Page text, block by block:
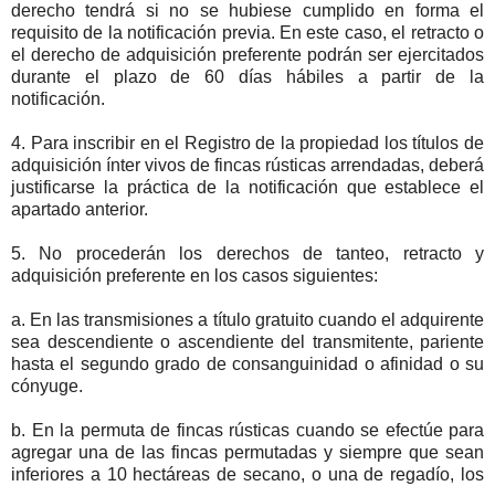
derecho tendrá si no se hubiese cumplido en forma el
requisito de la notificación previa. En este caso, el retracto o
el derecho de adquisición preferente podrán ser ejercitados
durante el plazo de 60 días hábiles a partir de la
notificación.
4. Para inscribir en el Registro de la propiedad los títulos de
adquisición ínter vivos de fincas rústicas arrendadas, deberá
justificarse la práctica de la notificación que establece el
apartado anterior.
5. No procederán los derechos de tanteo, retracto y
adquisición preferente en los casos siguientes:
a. En las transmisiones a título gratuito cuando el adquirente
sea descendiente o ascendiente del transmitente, pariente
hasta el segundo grado de consanguinidad o afinidad o su
cónyuge.
b. En la permuta de fincas rústicas cuando se efectúe para
agregar una de las fincas permutadas y siempre que sean
inferiores a 10 hectáreas de secano, o una de regadío, los